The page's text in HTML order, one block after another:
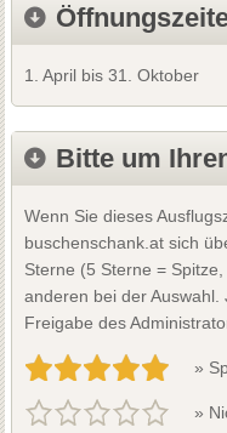
1. April bis 31. Oktober
Bitte um
Wenn Sie dieses
buschenschank.at sich
Sterne (5 Sterne =
anderen bei der
Freigabe des
»
»